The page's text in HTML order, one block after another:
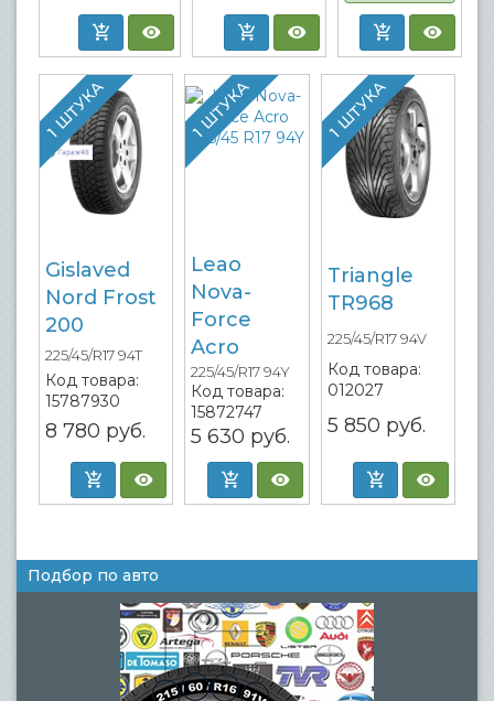
1 ШТУКА
Gislaved
Nord Frost
200
225/45/R17 94T
Код товара:
15787930
8 780 руб.
1 ШТУКА
Leao
Nova-
Force
Acro
225/45/R17 94Y
Код товара:
15872747
5 630 руб.
1 ШТУКА
Triangle
TR968
225/45/R17 94V
Код товара:
012027
5 850 руб.
Подбор по авто